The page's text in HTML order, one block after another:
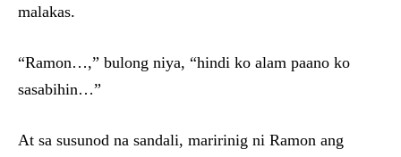
malakas.
“Ramon…,” bulong niya, “hindi ko alam paano ko
sasabihin…”
At sa susunod na sandali, maririnig ni Ramon ang